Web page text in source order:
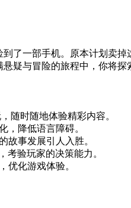
了一部手机。原本计划卖
疑与冒险的旅程中，你将
随时随地体验精彩内容。
，降低语言障碍。
故事发展引人入胜。
考验玩家的决策能力。
优化游戏体验。